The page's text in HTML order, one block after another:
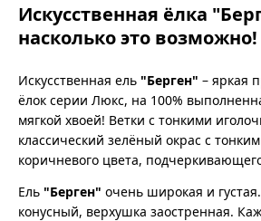
Искусственная ёлка
насколько это возможно!
Искусственная ель "Берген" – яркая
ёлок серии Люкс, на 100%
мягкой хвоей! Ветки с тонкими
классический зелёный окрас с
коричневого цвета,
Ель "Берген" очень широкая и
конусный, верхушка заостренная.